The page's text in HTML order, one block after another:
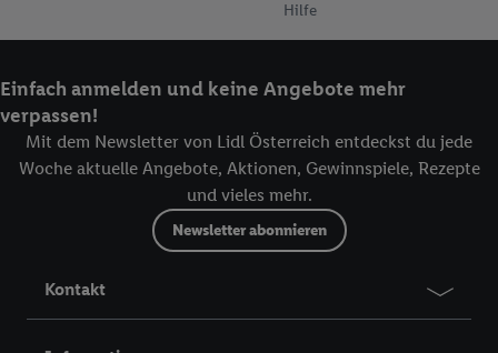
Hilfe
Einfach anmelden und keine Angebote mehr
verpassen!
Mit dem Newsletter von Lidl Österreich entdeckst du jede
Woche aktuelle Angebote, Aktionen, Gewinnspiele, Rezepte
und vieles mehr.
Newsletter abonnieren
Kontakt